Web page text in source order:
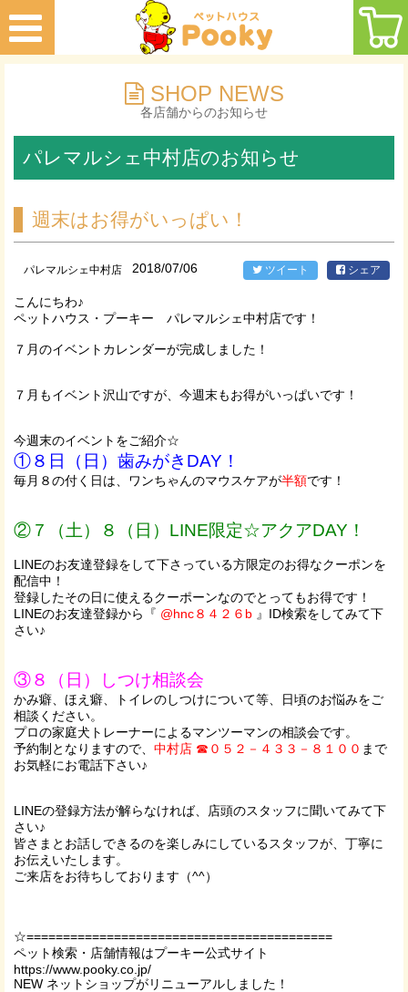
SHOP NEWS
各店舗からのお知らせ
パレマルシェ中村店のお知らせ
週末はお得がいっぱい！
パレマルシェ中村店 2018/07/06 ツイート シェア
こんにちわ♪
ペットハウス・プーキー パレマルシェ中村店です！
７月のイベントカレンダーが完成しました！
７月もイベント沢山ですが、今週末もお得がいっぱいです！
今週末のイベントをご紹介☆
①８日（日）歯みがきDAY！
毎月８の付く日は、ワンちゃんのマウスケアが半額です！
②７（土）８（日）LINE限定☆アクアDAY！
LINEのお友達登録をして下さっている方限定のお得なクーポンを
配信中！
登録したその日に使えるクーポーンなのでとってもお得です！
LINEのお友達登録から『 @hnc８４２６b 』ID検索をしてみて下
さい♪
③８（日）しつけ相談会
かみ癖、ほえ癖、トイレのしつけについて等、日頃のお悩みをご
相談ください。
プロの家庭犬トレーナーによるマンツーマンの相談会です。
予約制となりますので、 中村店 ☎０５２－４３３－８１００ まで
お気軽にお電話下さい♪
LINEの登録方法が解らなければ、店頭のスタッフに聞いてみて下
さい♪
皆さまとお話しできるのを楽しみにしているスタッフが、丁寧に
お伝えいたします。
ご来店をお待ちしております（^^）
☆==========================================
ペット検索・店舗情報はプーキー公式サイト
https://www.pooky.co.jp/
NEW ネットショップがリニューアルしました！